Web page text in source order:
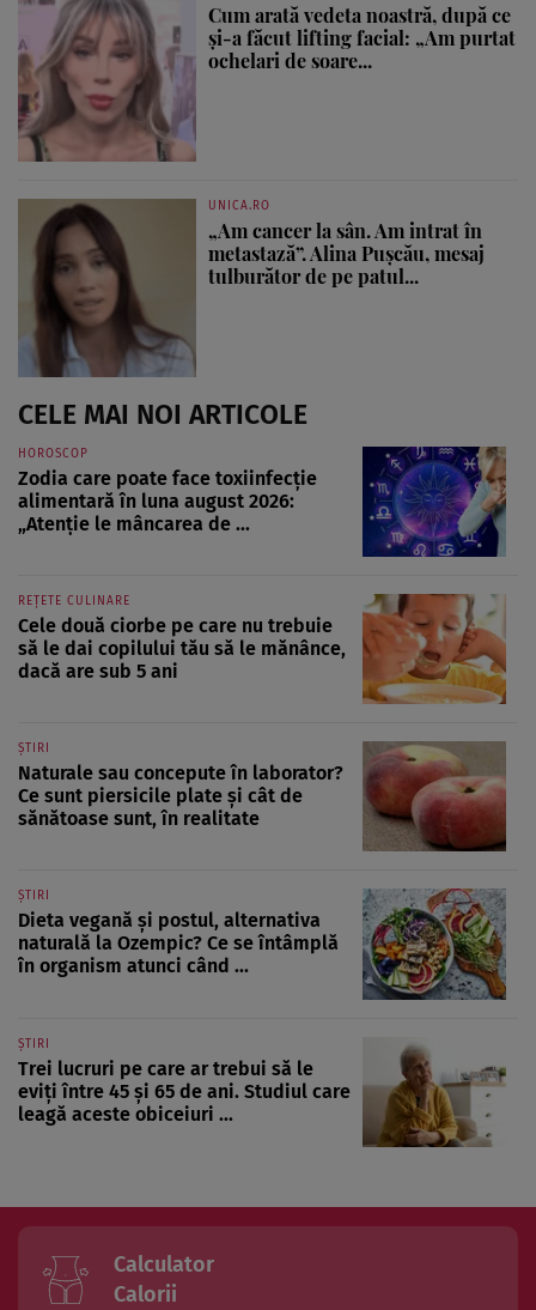
Cum arată vedeta noastră, după ce
și-a făcut lifting facial: „Am purtat
ochelari de soare...
UNICA.RO
„Am cancer la sân. Am intrat în
metastază”. Alina Pușcău, mesaj
tulburător de pe patul...
CELE MAI NOI ARTICOLE
HOROSCOP
Zodia care poate face toxiinfecție
alimentară în luna august 2026:
„Atenție le mâncarea de ...
REȚETE CULINARE
Cele două ciorbe pe care nu trebuie
să le dai copilului tău să le mănânce,
dacă are sub 5 ani
ȘTIRI
Naturale sau concepute în laborator?
Ce sunt piersicile plate și cât de
sănătoase sunt, în realitate
ȘTIRI
Dieta vegană și postul, alternativa
naturală la Ozempic? Ce se întâmplă
în organism atunci când ...
ȘTIRI
Trei lucruri pe care ar trebui să le
eviți între 45 și 65 de ani. Studiul care
leagă aceste obiceiuri ...
Calculator
Calorii